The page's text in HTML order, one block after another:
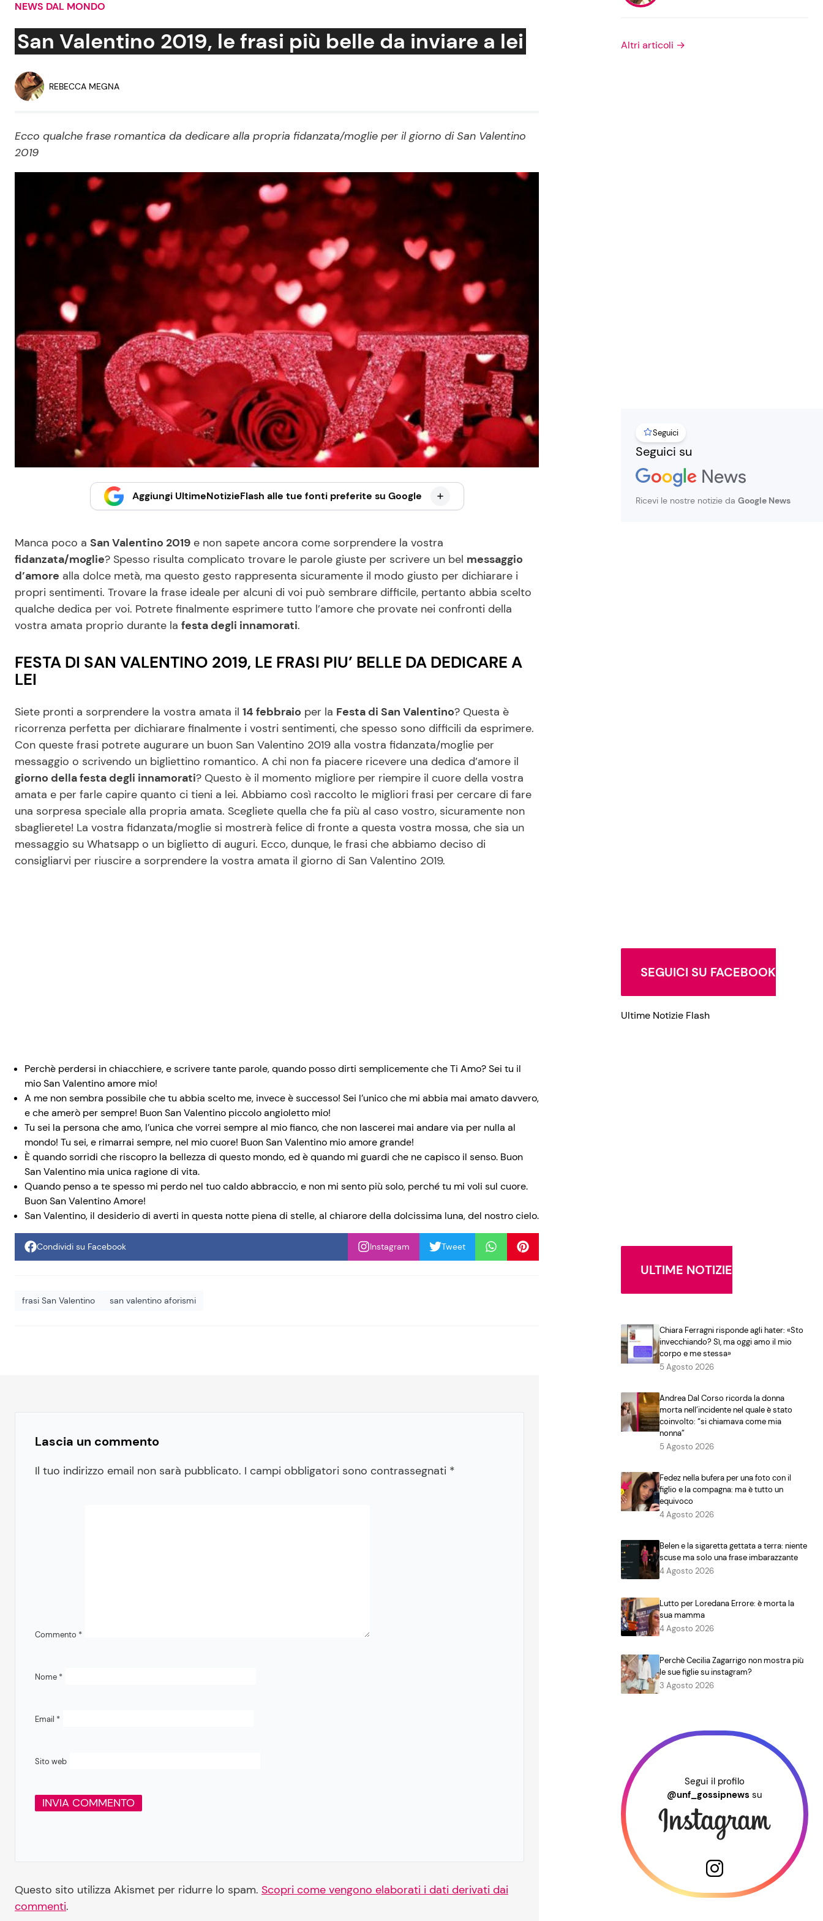
Social News
Moda e Style
News benessere
Viaggi e Turismo
Festività
Dolci
Primi Piatti
Ricette Facili e Veloci
Ricette per Bambini
Privacy Policy
NEWS DAL MONDO
San Valentino 2019, le frasi più belle da inviare a lei
REBECCA MEGNA
Ecco qualche frase romantica da dedicare alla propria fidanzata/moglie per il giorno di San Valentino
2019
Aggiungi UltimeNotizieFlash alle tue fonti preferite su Google
Manca poco a San Valentino 2019 e non sapete ancora come sorprendere la vostra
fidanzata/moglie? Spesso risulta complicato trovare le parole giuste per scrivere un bel messaggio
d’amore alla dolce metà, ma questo gesto rappresenta sicuramente il modo giusto per dichiarare i
propri sentimenti. Trovare la frase ideale per alcuni di voi può sembrare difficile, pertanto abbia scelto
qualche dedica per voi. Potrete finalmente esprimere tutto l’amore che provate nei confronti della
vostra amata proprio durante la festa degli innamorati.
FESTA DI SAN VALENTINO 2019, LE FRASI PIU’ BELLE DA DEDICARE A
LEI
Siete pronti a sorprendere la vostra amata il 14 febbraio per la Festa di San Valentino? Questa è
ricorrenza perfetta per dichiarare finalmente i vostri sentimenti, che spesso sono difficili da esprimere.
Con queste frasi potrete augurare un buon San Valentino 2019 alla vostra fidanzata/moglie per
messaggio o scrivendo un bigliettino romantico. A chi non fa piacere ricevere una dedica d’amore il
giorno della festa degli innamorati? Questo è il momento migliore per riempire il cuore della vostra
amata e per farle capire quanto ci tieni a lei. Abbiamo così raccolto le migliori frasi per cercare di fare
una sorpresa speciale alla propria amata. Scegliete quella che fa più al caso vostro, sicuramente non
sbaglierete! La vostra fidanzata/moglie si mostrerà felice di fronte a questa vostra mossa, che sia un
messaggio su Whatsapp o un biglietto di auguri. Ecco, dunque, le frasi che abbiamo deciso di
consigliarvi per riuscire a sorprendere la vostra amata il giorno di San Valentino 2019.
Perchè perdersi in chiacchiere, e scrivere tante parole, quando posso dirti semplicemente che Ti Amo? Sei tu il
mio San Valentino amore mio!
A me non sembra possibile che tu abbia scelto me, invece è successo! Sei l’unico che mi abbia mai amato davvero,
e che amerò per sempre! Buon San Valentino piccolo angioletto mio!
Tu sei la persona che amo, l’unica che vorrei sempre al mio fianco, che non lascerei mai andare via per nulla al
mondo! Tu sei, e rimarrai sempre, nel mio cuore! Buon San Valentino mio amore grande!
È quando sorridi che riscopro la bellezza di questo mondo, ed è quando mi guardi che ne capisco il senso. Buon
San Valentino mia unica ragione di vita.
Quando penso a te spesso mi perdo nel tuo caldo abbraccio, e non mi sento più solo, perché tu mi voli sul cuore.
Buon San Valentino Amore!
San Valentino, il desiderio di averti in questa notte piena di stelle, al chiarore della dolcissima luna, del nostro cielo.
Condividi su Facebook Instagram Tweet
frasi San Valentino san valentino aforismi
Lascia un commento
Il tuo indirizzo email non sarà pubblicato. I campi obbligatori sono contrassegnati *
Commento *
Nome *
Email *
Sito web
Questo sito utilizza Akismet per ridurre lo spam. Scopri come vengono elaborati i dati derivati dai
commenti.
Altri articoli →
Seguici
Seguici su
Ricevi le nostre notizie da Google News
SEGUICI SU FACEBOOK
Ultime Notizie Flash
ULTIME NOTIZIE
Chiara Ferragni risponde agli hater: «Sto
invecchiando? Sì, ma oggi amo il mio
corpo e me stessa»
5 Agosto 2026
Andrea Dal Corso ricorda la donna
morta nell’incidente nel quale è stato
coinvolto: “si chiamava come mia
nonna”
5 Agosto 2026
Fedez nella bufera per una foto con il
figlio e la compagna: ma è tutto un
equivoco
4 Agosto 2026
Belen e la sigaretta gettata a terra: niente
scuse ma solo una frase imbarazzante
4 Agosto 2026
Lutto per Loredana Errore: è morta la
sua mamma
4 Agosto 2026
Perchè Cecilia Zagarrigo non mostra più
le sue figlie su instagram?
3 Agosto 2026
Segui il profilo
@unf_gossipnews su